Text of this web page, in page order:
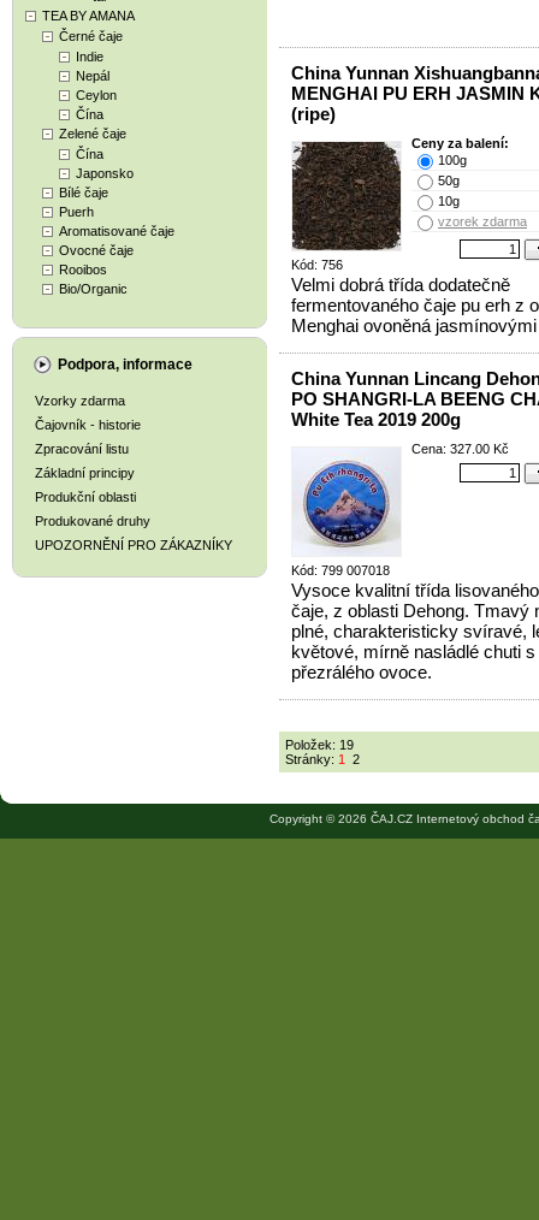
TEA BY AMANA
Černé čaje
Indie
Nepál
Ceylon
Čína
Zelené čaje
Čína
Japonsko
Bílé čaje
Puerh
Aromatisované čaje
Ovocné čaje
Rooibos
Bio/Organic
Podpora, informace
Vzorky zdarma
Čajovník - historie
Zpracování listu
Základní principy
Produkční oblasti
Produkované druhy
UPOZORNĚNÍ PRO ZÁKAZNÍKY
China Yunnan
MENGHAI PU ERH JASMIN
(ripe)
Kód: 756
Ceny za balení:
100g
50g
10g
vzorek zdarma
Velmi dobrá třída dodatečně
fermentovaného čaje pu erh z
Menghai ovoněná
China Yunnan Lincang
PO SHANGRI-LA BEENG
White Tea 2019 200g
Kód: 799 007018
Cena: 327.00 Kč
Vysoce kvalitní třída
čaje, z oblasti Dehong. Tmavý
plné, charakteristicky svíravé,
květové, mírně nasládlé chuti
přezrálého ovoce.
Položek: 19
Stránky: 1 2
Copyright © 2026 ČAJ.CZ Internetový obchod